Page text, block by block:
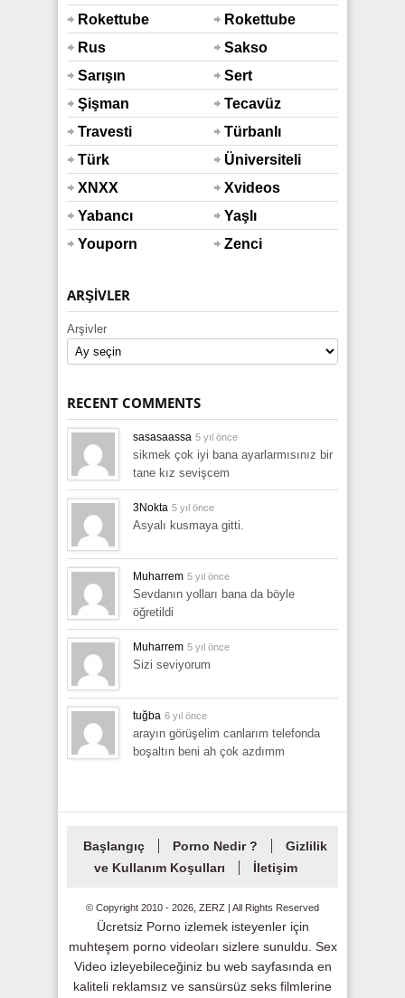
Rokettube
Rokettube
Mobil
Rus
Sakso
Sarışın
Sert
Şişman
Tecavüz
Travesti
Türbanlı
Türk
Üniversiteli
XNXX
Xvideos
Yabancı
Yaşlı
Youporn
Zenci
ARŞIVLER
Arşivler
RECENT COMMENTS
sasasaassa 5 yıl önce
sikmek çok iyi bana ayarlarmısınız bir
tane kız sevişcem
3Nokta 5 yıl önce
Asyalı kusmaya gitti.
Muharrem 5 yıl önce
Sevdanın yolları bana da böyle
öğretildi
Muharrem 5 yıl önce
Sizi seviyorum
tuğba 6 yıl önce
arayın görüşelim canlarım telefonda
boşaltın beni ah çok azdımm
Başlangıç Porno Nedir ?
Gizlilik
ve Kullanım Koşulları
İletişim
© Copyright 2010 - 2026, ZERZ | All Rights Reserved
Ücretsiz Porno izlemek isteyenler için
muhteşem porno videoları sizlere sunuldu. Sex
Video izleyebileceğiniz bu web sayfasında en
kaliteli reklamsız ve sansürsüz seks filmlerine